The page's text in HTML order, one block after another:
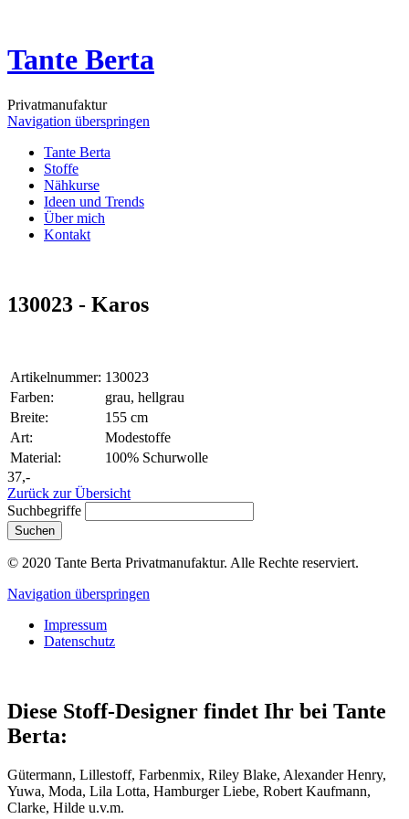
Tante Berta
Privatmanufaktur
Navigation überspringen
Tante Berta
Stoffe
Nähkurse
Ideen und Trends
Über mich
Kontakt
130023 - Karos
Artikelnummer: 130023
Farben:
grau, hellgrau
Breite:
155 cm
Art:
Modestoffe
Material:
100% Schurwolle
37,-
Zurück zur Übersicht
Suchbegriffe
Suchen
© 2020 Tante Berta Privatmanufaktur. Alle Rechte reserviert.
Navigation überspringen
Impressum
Datenschutz
Diese Stoff-Designer findet Ihr bei Tante
Berta:
Gütermann, Lillestoff, Farbenmix, Riley Blake, Alexander Henry,
Yuwa, Moda, Lila Lotta, Hamburger Liebe, Robert Kaufmann,
Clarke, Hilde u.v.m.